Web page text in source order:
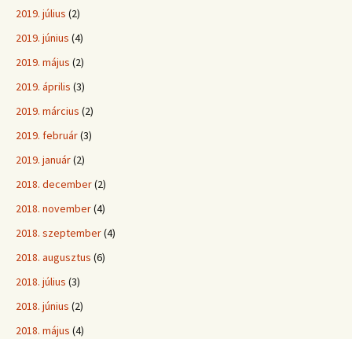
2019. július (2)
2019. június (4)
2019. május (2)
2019. április (3)
2019. március (2)
2019. február(3)
2019. január(2)
2018. december(2)
2018. november(4)
2018. szeptember(4)
2018. augusztus (6)
2018. július (3)
2018. június (2)
2018. május (4)